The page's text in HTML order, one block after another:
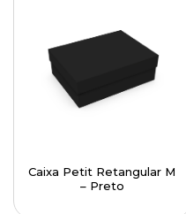
Caixa Petit Retangular M
– Preto